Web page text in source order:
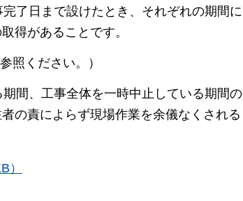
了日まで設けたとき、それぞれの期間に
得があることです。
照ください。）
間、工事全体を一時中止している期間の
の責によらず現場作業を余儀なくされる
）